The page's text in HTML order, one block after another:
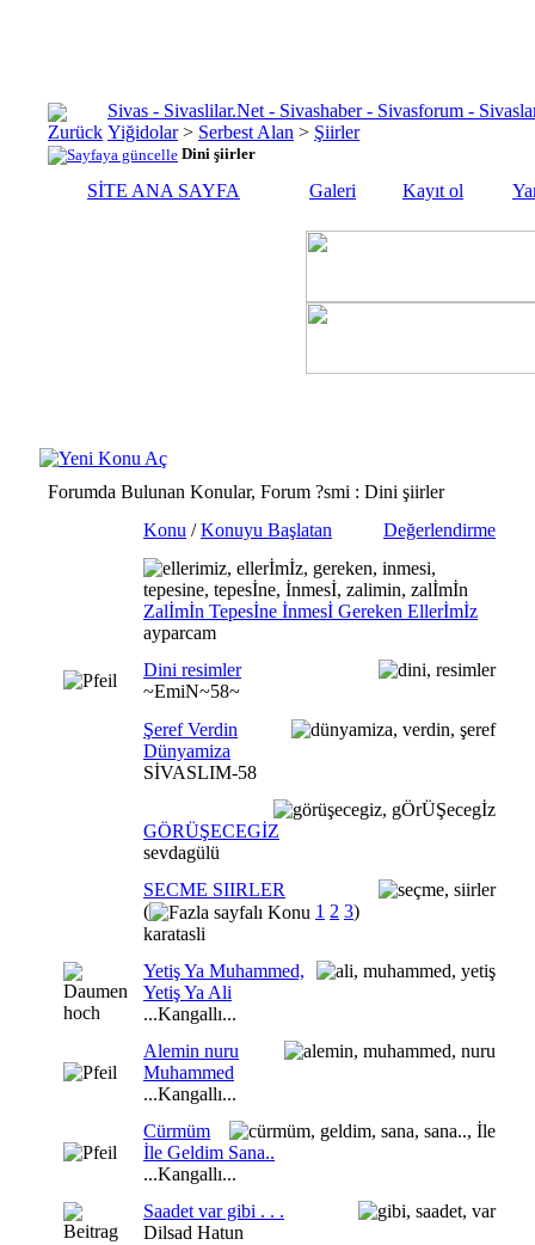
Sivas - Sivaslilar.Net - Sivashaber - Sivasforum -
Yiğidolar > Serbest Alan > Şiirler
Dini şiirler
SİTE ANA SAYFA Galeri Kayıt ol
Forumda Bulunan Konular, Forum ?smi : Dini şiirler
Değerlendirme
Konu /Konuyu Başlatan
Zalİmİn Tepesİne İnmesİ Gereken Ellerİmİz
ayparcam
Dini resimler
~EmiN~58~
Şeref Verdin
Dünyamiza
SİVASLIM-58
GÖRÜŞECEGİZ
sevdagülü
SECME SIIRLER
(
1 2 3)
karatasli
Yetiş Ya Muhammed,
Yetiş Ya Ali
...Kangallı...
Alemin nuru
Muhammed
...Kangallı...
Cürmüm
İle Geldim Sana..
...Kangallı...
Saadet var gibi . . .
Dilsad Hatun